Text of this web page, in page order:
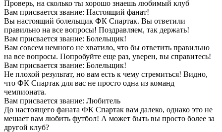
Проверь, на сколько ты хорошо знаешь любимый клуб
Вам присвается звание: Настоящий фанат!
Вы настоящий болельщик ФК Спартак. Вы ответили
правильно на все вопросы! Поздравляем, так держать!
Вам присвается звание: Болельщик!
Вам совсем немного не хватило, что бы ответить правильно
на все вопросы. Попробуйте еще раз, уверен, вы справитесь!
Вам присвается звание: Болельщик!
Не плохой результат, но вам есть к чему стремиться! Видно,
что ФК Спартак для вас не просто одна из команд
чемпионата.
Вам присвается звание: Любитель
До настоящего фаната ФК Спартак вам далеко, однако это не
мешает вам любить футбол! А может быть вы просто более за
другой клуб?